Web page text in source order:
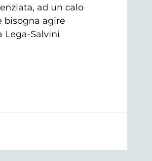
ad un calo
bisogna agire
Lega-Salvini